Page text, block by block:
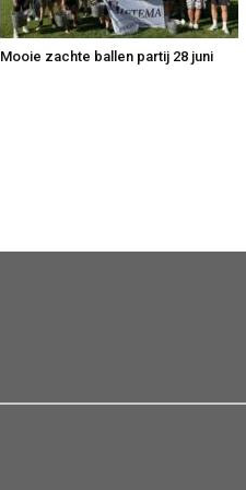
Mooie zachte ballen partij 28 juni